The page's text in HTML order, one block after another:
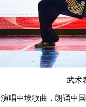
武术
唱中埃歌曲，朗诵